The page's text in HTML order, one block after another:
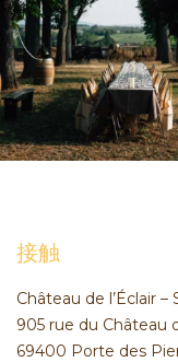
接触
Château de l’Éclair –
905 rue du Château
69400 Porte des